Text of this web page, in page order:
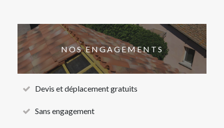
NOS ENGAGEMENTS
Devis et déplacement gratuits
Sans engagement